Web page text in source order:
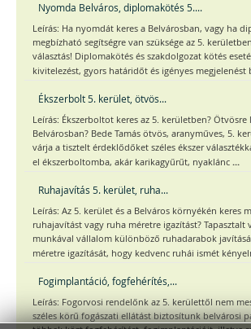
Nyomda Belváros, diplomakötés 5....
Leírás: Ha nyomdát keres a Belvárosban, vagy ha
megbízható segítségre van szüksége az 5.
választás! Diplomakötés és szakdolgozat kötés
kivitelezést, gyors határidőt és igényes
Ékszerbolt 5. kerület, ötvös...
Leírás: Ékszerboltot keres az 5. kerületben? Ötvösre
Belvárosban? Bede Tamás ötvös, aranyműves, 5.
várja a tisztelt érdeklődőket széles ékszer
el ékszerboltomba, akár karikagyűrűt, nyaklánc ...
Ruhajavítás 5. kerület, ruha...
Leírás: Az 5. kerület és a Belváros környékén keres
ruhajavítást vagy ruha méretre igazítást? Tapasztalt
munkával vállalom különböző ruhadarabok
méretre igazítását, hogy kedvenc ruhái ismét
Fogimplantáció, fogfehérítés,...
Leírás: Fogorvosi rendelőnk az 5. kerülettől nem
széles körű fogászati ellátást biztosítunk belvárosi